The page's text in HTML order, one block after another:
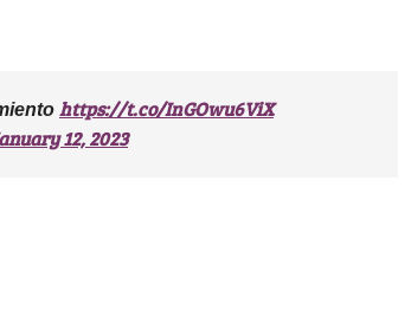
https://t.co/InGOwu6ViX
12, 2023